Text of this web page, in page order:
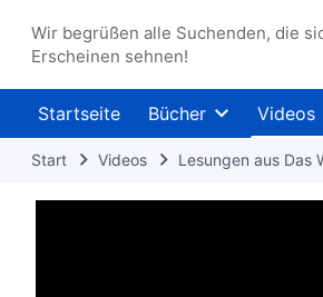
Wir begrüßen alle Suchenden, die
Erscheinen sehnen!
Startseite Bücher Videos
Start Videos Lesungen aus Das